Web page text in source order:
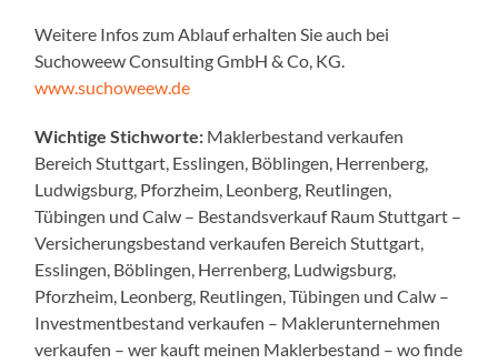
Weitere Infos zum Ablauf erhalten Sie auch bei
Suchoweew Consulting GmbH & Co, KG.
www.suchoweew.de
Wichtige Stichworte: Maklerbestand verkaufen
Bereich Stuttgart, Esslingen, Böblingen, Herrenberg,
Ludwigsburg, Pforzheim, Leonberg, Reutlingen,
Tübingen und Calw – Bestandsverkauf Raum Stuttgart –
Versicherungsbestand verkaufen Bereich Stuttgart,
Esslingen, Böblingen, Herrenberg, Ludwigsburg,
Pforzheim, Leonberg, Reutlingen, Tübingen und Calw –
Investmentbestand verkaufen – Maklerunternehmen
verkaufen – wer kauft meinen Maklerbestand – wo finde